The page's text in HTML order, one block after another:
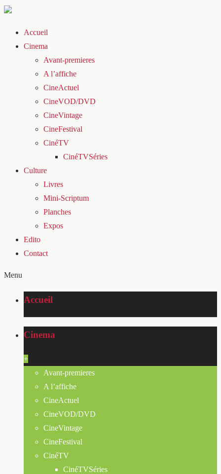
Accueil
Cinema
Avant-premieres
A l’affiche
CineActuel
CineVOD/DVD
CineVintage
CineFestival
CinéTV
CinéTVSéries
Culture
Livres
Mini-Scriptum
Planches
Expos
Edito
Contact
Menu
Accueil
Cinema
+
Avant-premieres
A l’affiche
CineActuel
CineVOD/DVD
CineVintage
CineFestival
CinéTV
CinéTVSéries